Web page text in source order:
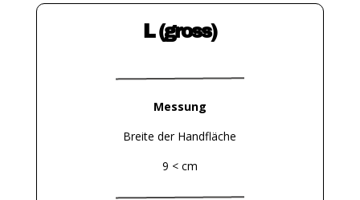
L (gross)
Messung
Breite der Handfläche
9 < cm